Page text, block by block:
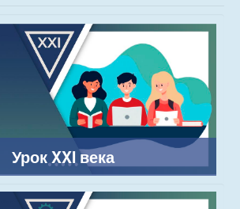
Урок XXI века